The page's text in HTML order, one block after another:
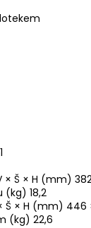
× Š × H (mm)
(kg) 18,2
Š × H (mm) 446
(kg) 22,6